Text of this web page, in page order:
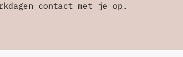
contact met je op.